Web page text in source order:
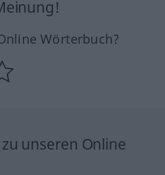
Wörterbuch?
unseren Online